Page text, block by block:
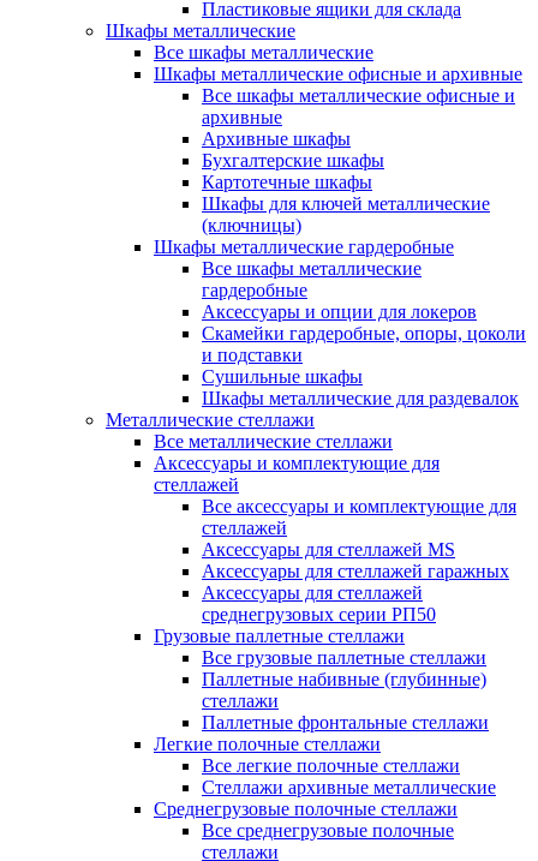
Пластиковые ящики для склада
Шкафы металлические
Все шкафы металлические
Шкафы металлические офисные и архивные
Все шкафы металлические офисные и
архивные
Архивные шкафы
Бухгалтерские шкафы
Картотечные шкафы
Шкафы для ключей металлические
(ключницы)
Шкафы металлические гардеробные
Все шкафы металлические
гардеробные
Аксессуары и опции для локеров
Скамейки гардеробные, опоры, цоколи
и подставки
Сушильные шкафы
Шкафы металлические для раздевалок
Металлические стеллажи
Все металлические стеллажи
Аксессуары и комплектующие для
стеллажей
Все аксессуары и комплектующие для
стеллажей
Аксессуары для стеллажей MS
Аксессуары для стеллажей гаражных
Аксессуары для стеллажей
среднегрузовых серии РП50
Грузовые паллетные стеллажи
Все грузовые паллетные стеллажи
Паллетные набивные (глубинные)
стеллажи
Паллетные фронтальные стеллажи
Легкие полочные стеллажи
Все легкие полочные стеллажи
Стеллажи архивные металлические
Среднегрузовые полочные стеллажи
Все среднегрузовые полочные
стеллажи